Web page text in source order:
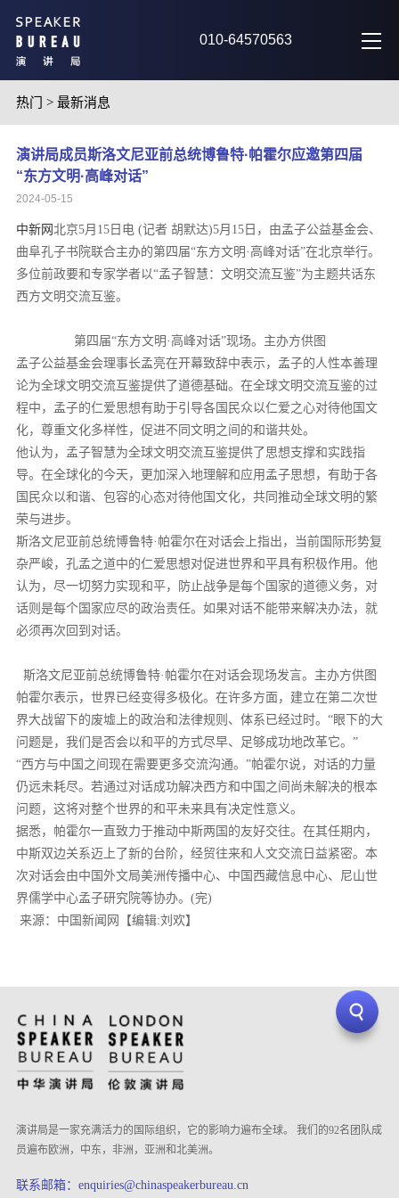
010-64570563
热门 > 最新消息
演讲局成员斯洛文尼亚前总统博鲁特·帕霍尔应邀第四届
“东方文明·高峰对话”
2024-05-15
中新网 北京5月15日电 (记者 胡默达)5月15日，由孟子公益基金会、
曲阜孔子书院联合主办的第四届“东方文明·高峰对话”在北京举行。
多位前政要和专家学者以“孟子智慧：文明交流互鉴”为主题共话东
西方文明交流互鉴。
第四届“东方文明·高峰对话”现场。主办方供图
孟子公益基金会理事长孟亮在开幕致辞中表示，孟子的人性本善理
论为全球文明交流互鉴提供了道德基础。在全球文明交流互鉴的过
程中，孟子的仁爱思想有助于引导各国民众以仁爱之心对待他国文
化，尊重文化多样性，促进不同文明之间的和谐共处。
他认为，孟子智慧为全球文明交流互鉴提供了思想支撑和实践指
导。在全球化的今天，更加深入地理解和应用孟子思想，有助于各
国民众以和谐、包容的心态对待他国文化，共同推动全球文明的繁
荣与进步。
斯洛文尼亚前总统博鲁特·帕霍尔在对话会上指出，当前国际形势复
杂严峻，孔孟之道中的仁爱思想对促进世界和平具有积极作用。他
认为，尽一切努力实现和平，防止战争是每个国家的道德义务，对
话则是每个国家应尽的政治责任。如果对话不能带来解决办法，就
必须再次回到对话。
斯洛文尼亚前总统博鲁特·帕霍尔在对话会现场发言。主办方供图
帕霍尔表示，世界已经变得多极化。在许多方面，建立在第二次世
界大战留下的废墟上的政治和法律规则、体系已经过时。“眼下的大
问题是，我们是否会以和平的方式尽早、足够成功地改革它。”
“西方与中国之间现在需要更多交流沟通。”帕霍尔说，对话的力量
仍远未耗尽。若通过对话成功解决西方和中国之间尚未解决的根本
问题，这将对整个世界的和平未来具有决定性意义。
据悉，帕霍尔一直致力于推动中斯两国的友好交往。在其任期内，
中斯双边关系迈上了新的台阶，经贸往来和人文交流日益紧密。本
次对话会由中国外文局美洲传播中心、中国西藏信息中心、尼山世
界儒学中心孟子研究院等协办。(完)
来源：中国新闻网【编辑:刘欢】
演讲局是一家充满活力的国际组织，它的影响力遍布全球。 我们的92名团队成
员遍布欧洲，中东，非洲，亚洲和北美洲。
联系邮箱：enquiries@chinaspeakerbureau.cn